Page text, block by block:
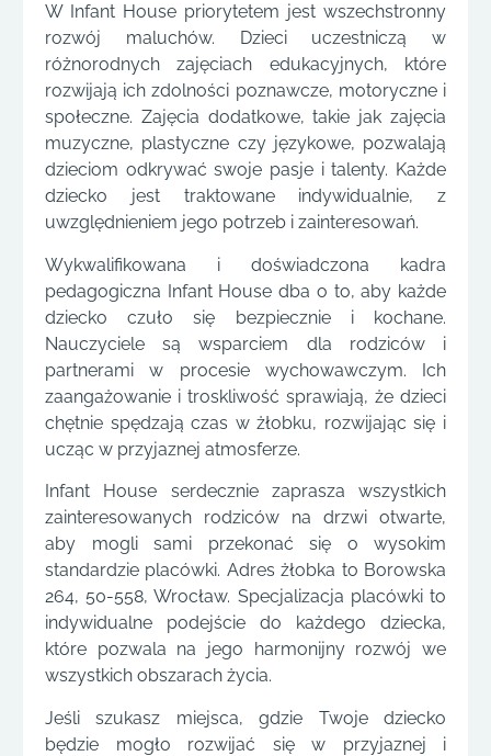
W Infant House priorytetem jest wszechstronny
rozwój maluchów. Dzieci uczestniczą w
różnorodnych zajęciach edukacyjnych, które
rozwijają ich zdolności poznawcze, motoryczne i
społeczne. Zajęcia dodatkowe, takie jak zajęcia
muzyczne, plastyczne czy językowe, pozwalają
dzieciom odkrywać swoje pasje i talenty. Każde
dziecko jest traktowane indywidualnie, z
uwzględnieniem jego potrzeb i zainteresowań.
Wykwalifikowana i doświadczona kadra
pedagogiczna Infant House dba o to, aby każde
dziecko czuło się bezpiecznie i kochane.
Nauczyciele są wsparciem dla rodziców i
partnerami w procesie wychowawczym. Ich
zaangażowanie i troskliwość sprawiają, że dzieci
chętnie spędzają czas w żłobku, rozwijając się i
ucząc w przyjaznej atmosferze.
Infant House serdecznie zaprasza wszystkich
zainteresowanych rodziców na drzwi otwarte,
aby mogli sami przekonać się o wysokim
standardzie placówki. Adres żłobka to Borowska
264, 50-558, Wrocław. Specjalizacja placówki to
indywidualne podejście do każdego dziecka,
które pozwala na jego harmonijny rozwój we
wszystkich obszarach życia.
Jeśli szukasz miejsca, gdzie Twoje dziecko
będzie mogło rozwijać się w przyjaznej i